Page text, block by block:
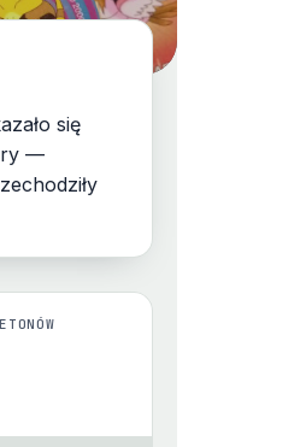
się
—